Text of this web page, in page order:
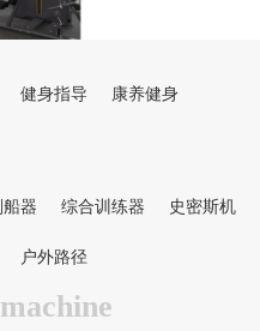
健身指导 康养健身
船器 综合训练器 史密斯机
户外路径